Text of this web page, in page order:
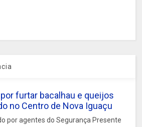
furtar bacalhau e queijos
no Centro de Nova Iguaçu
por agentes do Segurança Presente